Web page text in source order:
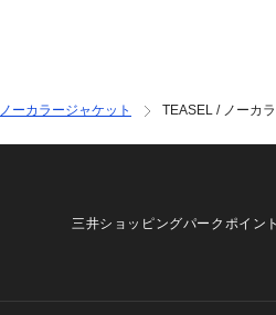
ノーカラージャケット TEASEL / ノーカ
三井ショッピングパークポイント